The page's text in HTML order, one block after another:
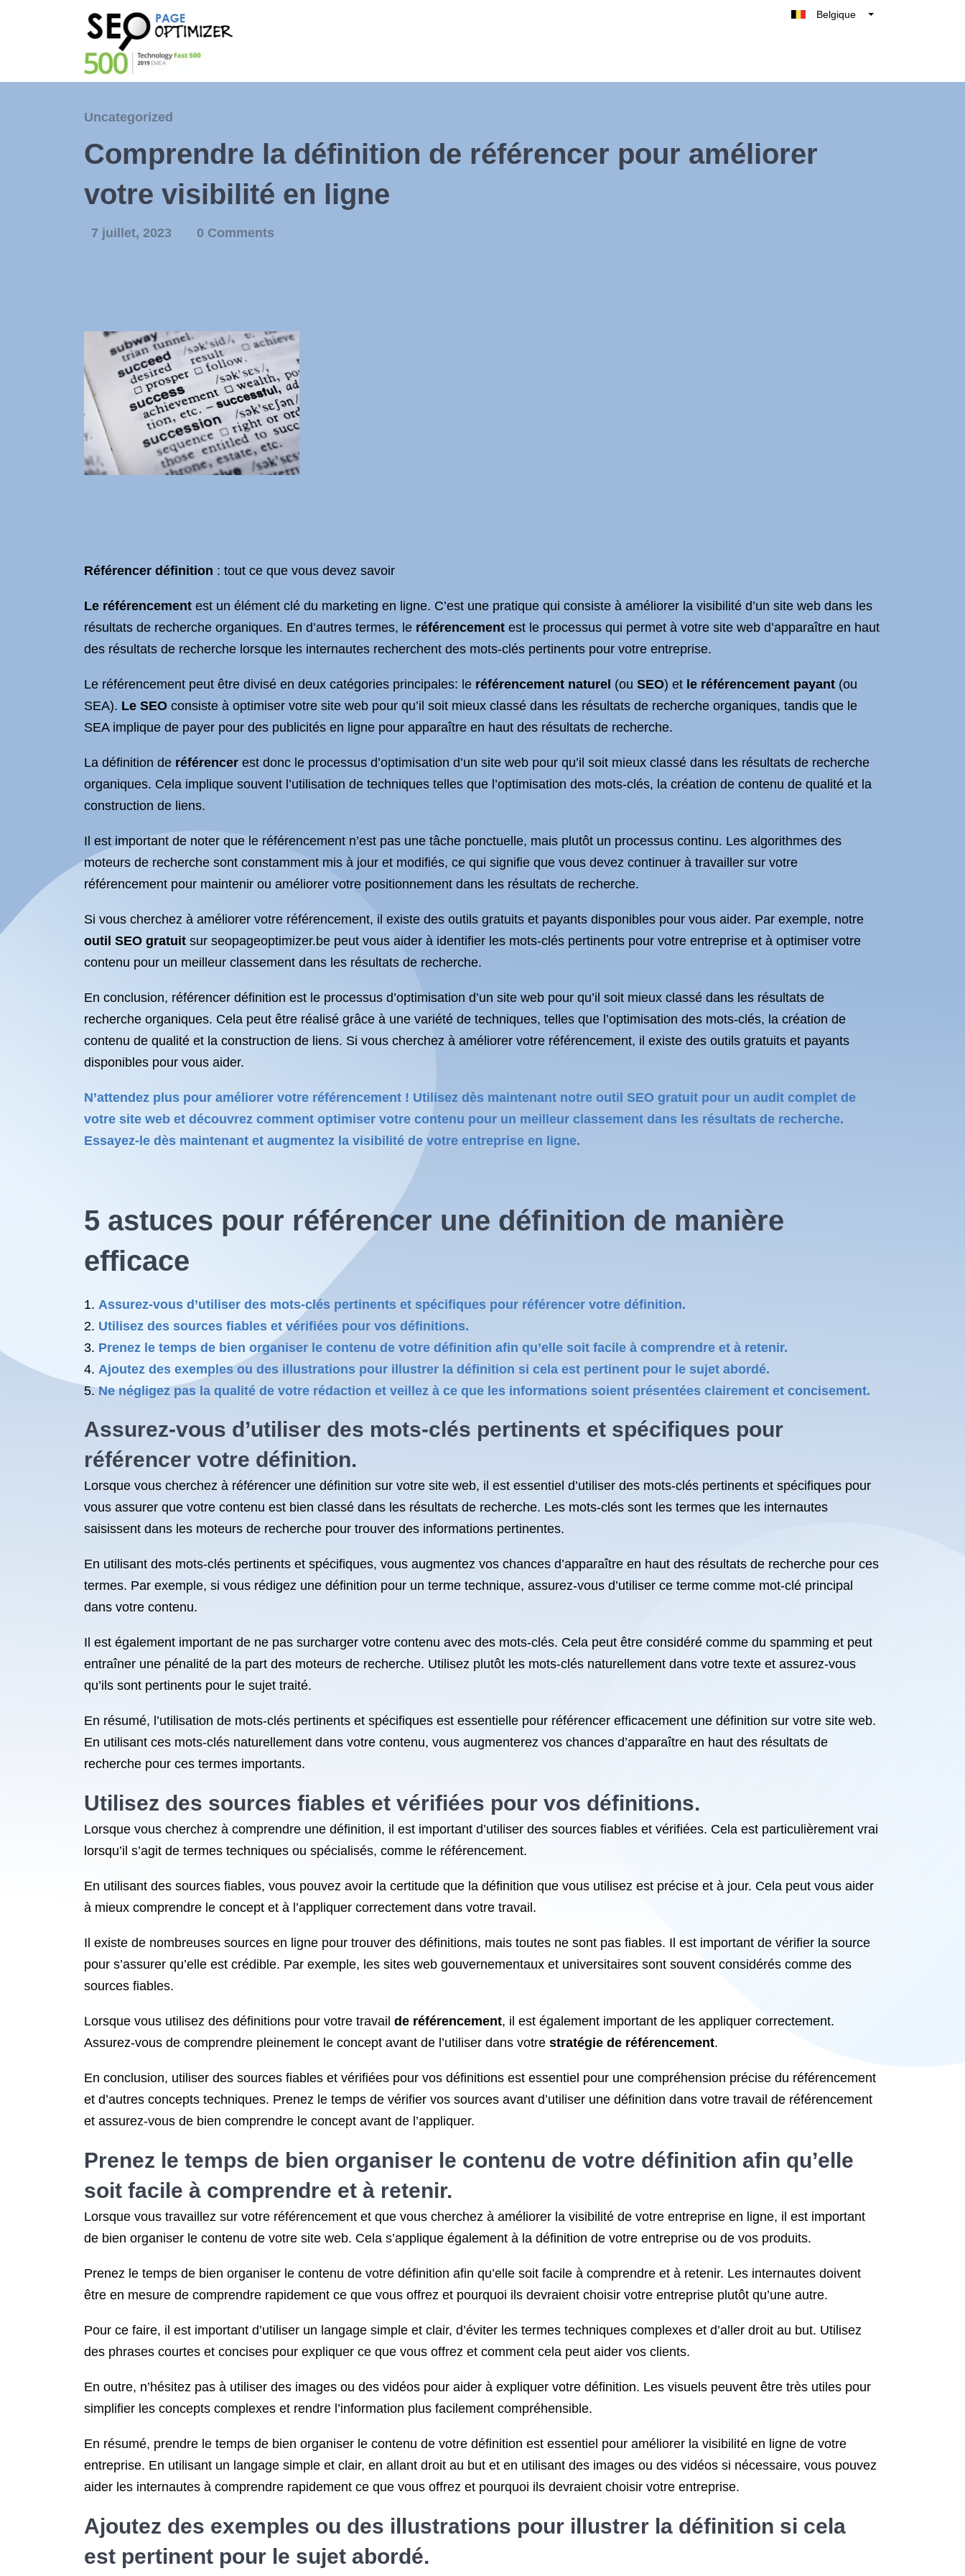
Belgique
France
Uncategorized
Comprendre la définition de référencer pour améliorer
votre visibilité en ligne
7 juillet, 2023 0 Comments
Référencer définition : tout ce que vous devez savoir
Le référencement est un élément clé du marketing en ligne. C’est une pratique qui consiste à améliorer la visibilité d’un site web dans les
résultats de recherche organiques. En d’autres termes, le référencement est le processus qui permet à votre site web d’apparaître en haut
des résultats de recherche lorsque les internautes recherchent des mots-clés pertinents pour votre entreprise.
Le référencement peut être divisé en deux catégories principales: le référencement naturel (ou SEO) et le référencement payant (ou
SEA). Le SEO consiste à optimiser votre site web pour qu’il soit mieux classé dans les résultats de recherche organiques, tandis que le
SEA implique de payer pour des publicités en ligne pour apparaître en haut des résultats de recherche.
La définition de référencer est donc le processus d’optimisation d’un site web pour qu’il soit mieux classé dans les résultats de recherche
organiques. Cela implique souvent l’utilisation de techniques telles que l’optimisation des mots-clés, la création de contenu de qualité et la
construction de liens.
Il est important de noter que le référencement n’est pas une tâche ponctuelle, mais plutôt un processus continu. Les algorithmes des
moteurs de recherche sont constamment mis à jour et modifiés, ce qui signifie que vous devez continuer à travailler sur votre
référencement pour maintenir ou améliorer votre positionnement dans les résultats de recherche.
Si vous cherchez à améliorer votre référencement, il existe des outils gratuits et payants disponibles pour vous aider. Par exemple, notre
outil SEO gratuit sur seopageoptimizer.be peut vous aider à identifier les mots-clés pertinents pour votre entreprise et à optimiser votre
contenu pour un meilleur classement dans les résultats de recherche.
En conclusion, référencer définition est le processus d’optimisation d’un site web pour qu’il soit mieux classé dans les résultats de
recherche organiques. Cela peut être réalisé grâce à une variété de techniques, telles que l’optimisation des mots-clés, la création de
contenu de qualité et la construction de liens. Si vous cherchez à améliorer votre référencement, il existe des outils gratuits et payants
disponibles pour vous aider.
N’attendez plus pour améliorer votre référencement ! Utilisez dès maintenant notre outil SEO gratuit pour un audit complet de
votre site web et découvrez comment optimiser votre contenu pour un meilleur classement dans les résultats de recherche.
Essayez-le dès maintenant et augmentez la visibilité de votre entreprise en ligne.
5 astuces pour référencer une définition de manière
efficace
Assurez-vous d’utiliser des mots-clés pertinents et spécifiques pour référencer votre définition.
Utilisez des sources fiables et vérifiées pour vos définitions.
Prenez le temps de bien organiser le contenu de votre définition afin qu’elle soit facile à comprendre et à retenir.
Ajoutez des exemples ou des illustrations pour illustrer la définition si cela est pertinent pour le sujet abordé.
Ne négligez pas la qualité de votre rédaction et veillez à ce que les informations soient présentées clairement et concisement.
Assurez-vous d’utiliser des mots-clés pertinents et spécifiques pour
référencer votre définition.
Lorsque vous cherchez à référencer une définition sur votre site web, il est essentiel d’utiliser des mots-clés pertinents et spécifiques pour
vous assurer que votre contenu est bien classé dans les résultats de recherche. Les mots-clés sont les termes que les internautes
saisissent dans les moteurs de recherche pour trouver des informations pertinentes.
En utilisant des mots-clés pertinents et spécifiques, vous augmentez vos chances d’apparaître en haut des résultats de recherche pour ces
termes. Par exemple, si vous rédigez une définition pour un terme technique, assurez-vous d’utiliser ce terme comme mot-clé principal
dans votre contenu.
Il est également important de ne pas surcharger votre contenu avec des mots-clés. Cela peut être considéré comme du spamming et peut
entraîner une pénalité de la part des moteurs de recherche. Utilisez plutôt les mots-clés naturellement dans votre texte et assurez-vous
qu’ils sont pertinents pour le sujet traité.
En résumé, l’utilisation de mots-clés pertinents et spécifiques est essentielle pour référencer efficacement une définition sur votre site web.
En utilisant ces mots-clés naturellement dans votre contenu, vous augmenterez vos chances d’apparaître en haut des résultats de
recherche pour ces termes importants.
Utilisez des sources fiables et vérifiées pour vos définitions.
Lorsque vous cherchez à comprendre une définition, il est important d’utiliser des sources fiables et vérifiées. Cela est particulièrement vrai
lorsqu’il s’agit de termes techniques ou spécialisés, comme le référencement.
En utilisant des sources fiables, vous pouvez avoir la certitude que la définition que vous utilisez est précise et à jour. Cela peut vous aider
à mieux comprendre le concept et à l’appliquer correctement dans votre travail.
Il existe de nombreuses sources en ligne pour trouver des définitions, mais toutes ne sont pas fiables. Il est important de vérifier la source
pour s’assurer qu’elle est crédible. Par exemple, les sites web gouvernementaux et universitaires sont souvent considérés comme des
sources fiables.
Lorsque vous utilisez des définitions pour votre travail de référencement, il est également important de les appliquer correctement.
Assurez-vous de comprendre pleinement le concept avant de l’utiliser dans votre stratégie de référencement.
En conclusion, utiliser des sources fiables et vérifiées pour vos définitions est essentiel pour une compréhension précise du référencement
et d’autres concepts techniques. Prenez le temps de vérifier vos sources avant d’utiliser une définition dans votre travail de référencement
et assurez-vous de bien comprendre le concept avant de l’appliquer.
Prenez le temps de bien organiser le contenu de votre définition afin qu’elle
soit facile à comprendre et à retenir.
Lorsque vous travaillez sur votre référencement et que vous cherchez à améliorer la visibilité de votre entreprise en ligne, il est important
de bien organiser le contenu de votre site web. Cela s’applique également à la définition de votre entreprise ou de vos produits.
Prenez le temps de bien organiser le contenu de votre définition afin qu’elle soit facile à comprendre et à retenir. Les internautes doivent
être en mesure de comprendre rapidement ce que vous offrez et pourquoi ils devraient choisir votre entreprise plutôt qu’une autre.
Pour ce faire, il est important d’utiliser un langage simple et clair, d’éviter les termes techniques complexes et d’aller droit au but. Utilisez
des phrases courtes et concises pour expliquer ce que vous offrez et comment cela peut aider vos clients.
En outre, n’hésitez pas à utiliser des images ou des vidéos pour aider à expliquer votre définition. Les visuels peuvent être très utiles pour
simplifier les concepts complexes et rendre l’information plus facilement compréhensible.
En résumé, prendre le temps de bien organiser le contenu de votre définition est essentiel pour améliorer la visibilité en ligne de votre
entreprise. En utilisant un langage simple et clair, en allant droit au but et en utilisant des images ou des vidéos si nécessaire, vous pouvez
aider les internautes à comprendre rapidement ce que vous offrez et pourquoi ils devraient choisir votre entreprise.
Ajoutez des exemples ou des illustrations pour illustrer la définition si cela
est pertinent pour le sujet abordé.